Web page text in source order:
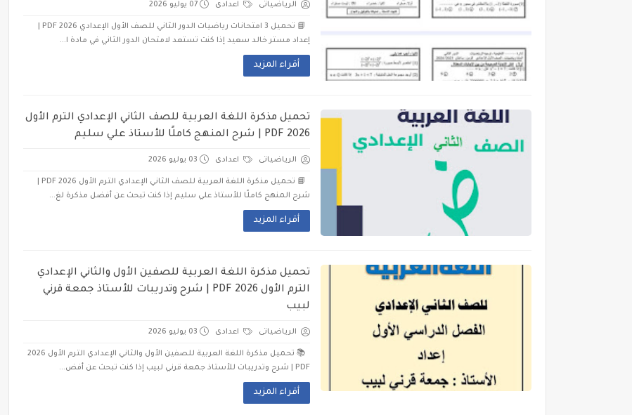
الرياضياتى اعدادى 07 يوليو 2026
إعداد مستر خالد سعيد إذا كنت تستعد لامتحان الدور الثاني في مادة ا...
أقراء المزيد
تحميل مذكرة اللغة العربية للصف الثاني الإعدادي الترم الأول
2026 PDF | شرح المنهج كاملًا للأستاذ علي سليم
الرياضياتى اعدادى 03 يوليو 2026
شرح المنهج كاملًا للأستاذ علي سليم إذا كنت تبحث عن أفضل مذكرة لغ...
أقراء المزيد
تحميل مذكرة اللغة العربية للصفين الأول والثاني الإعدادي
الترم الأول 2026 PDF | شرح وتدريبات للأستاذ جمعة قرني
لبيب
الرياضياتى اعدادى 03 يوليو 2026
📚 تحميل مذكرة اللغة العربية للصفين الأول والثاني الإعدادي الترم الأول 2026
PDF | شرح وتدريبات للأستاذ جمعة قرني لبيب إذا كنت تبحث عن أفض...
أقراء المزيد